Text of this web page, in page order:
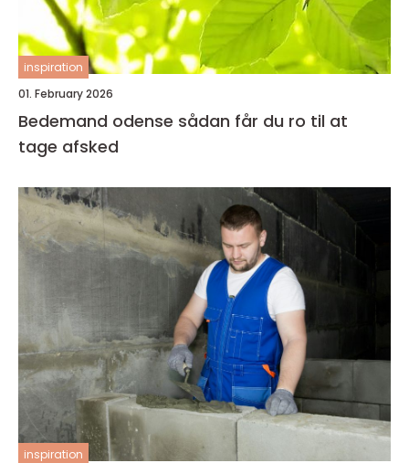
inspiration
01. February 2026
Bedemand odense sådan får du ro til at
tage afsked
inspiration